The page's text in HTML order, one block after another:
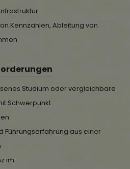
Kennzahlen, Ableitung von
Studium oder vergleichbare
Schwerpunkt
Führungserfahrung aus einer
im